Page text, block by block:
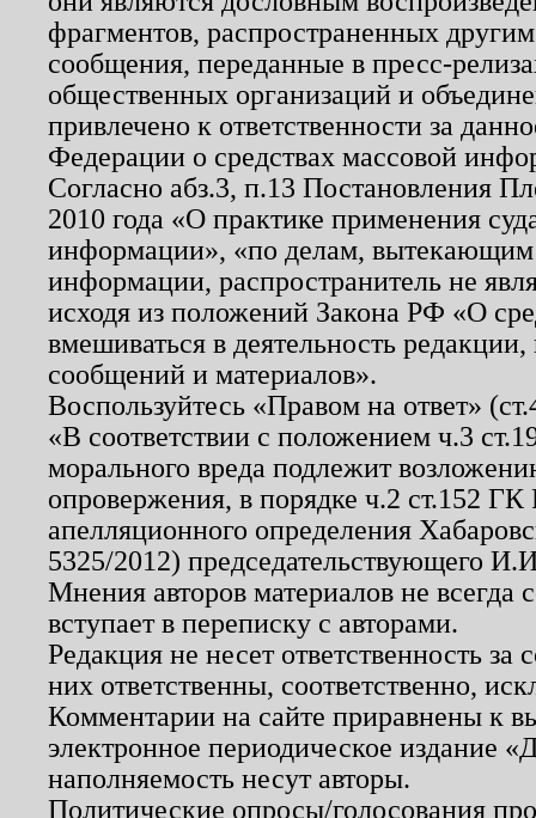
фрагментов, распространенных
сообщения, переданные в пресс-
общественных организаций и
привлечено к ответственности за
Федерации о средствах массовой
Согласно абз.3, п.13 Постановления
2010 года «О практике применения
информации», «по делам, вытекающим
информации, распространитель не
исходя из положений Закона РФ «О
вмешиваться в деятельность
сообщений и материалов».
Воспользуйтесь «Правом на ответ»
«В соответствии с положением ч.3
морального вреда подлежит
опровержения, в порядке ч.2 ст.152
апелляционного определения
5325/2012) председательствующего
Мнения авторов материалов не
вступает в переписку с авторами.
Редакция не несет ответственность
них ответственны, соответственно,
Комментарии на сайте приравнены к
электронное периодическое издание
наполняемость несут авторы.
Политические опросы/голосования